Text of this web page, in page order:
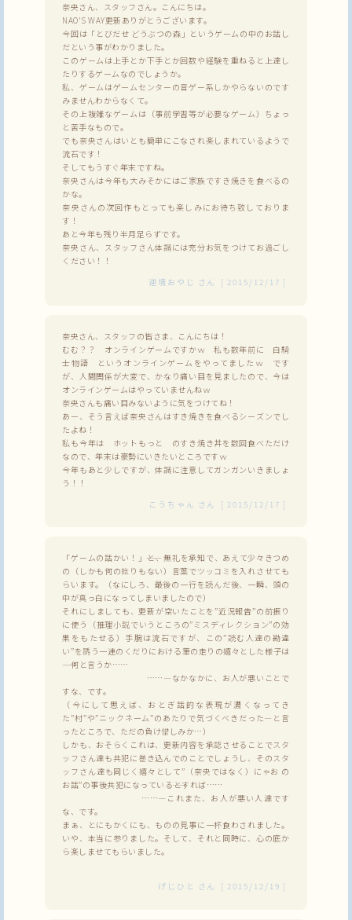
奈央さん、スタッフさん。こんにちは。
NAO'S WAY更新ありがとうございます。
今回は「とびだせ どうぶつの森」というゲームの中のお話し
だという事がわかりました。
このゲームは上手とか下手とか回数や経験を重ねると上達し
たりするゲームなのでしょうか。
私、ゲームはゲームセンターの音ゲー系しかやらないのです
みませんわからなくて。
その上複雑なゲームは（事前学習等が必要なゲーム）ちょっ
と苦手なもので。
でも奈央さんはいとも簡単にこなされ楽しまれているようで
流石です！
そしてもうすぐ年末ですね。
奈央さんは今年も大みそかにはご家族ですき焼きを食べるの
かな。
奈央さんの次回作もとっても楽しみにお待ち致しておりま
す！
あと今年も残り半月足らずです。
奈央さん、スタッフさん体調には充分お気をつけてお過ごし
ください！！
逆境おやじ さん [ 2015/12/17 ]
奈央さん、スタッフの皆さま、こんにちは！
むむ？？ オンラインゲームですかｗ 私も数年前に 白騎
士物語 というオンラインゲームをやってましたｗ です
が、人間関係が大変で、かなり痛い目を見ましたので、今は
オンラインゲームはやっていませんねｗ
奈央さんも痛い目みないように気をつけてね！
あー、そう言えば奈央さんはすき焼きを食べるシーズンでし
たよね！
私も今年は ホットもっと のすき焼き丼を数回食べただけ
なので、年末は豪勢にいきたいところですｗ
今年もあと少しですが、体調に注意してガンガンいきましょ
う！！
こうちゃん さん [ 2015/12/17 ]
「ゲームの話かい！」――と、無礼を承知で、あえて少々きつめ
の（しかも何の捻りもない）言葉でツッコミを入れさせても
らいます。（なにしろ、最後の一行を読んだ後、一瞬、頭の
中が真っ白になってしまいましたので）
それにしましても、更新が空いたことを”近況報告”の前振り
に使う（推理小説でいうところの”ミスディレクション”の効
果をもたせる）手腕は流石ですが、この”読む人達の勘違
い”を誘う一連のくだりにおける筆の走りの嬉々とした様子は
―― 何と言うか……
……―なかなかに、お人が悪いことで
すな、です。
（今にして思えば、おとぎ話的な表現が濃くなってき
た”村”や”ニックネーム”のあたりで気づくべきだった―と言
ったところで、ただの負け惜しみか…）
しかも、おそらくこれは、更新内容を承認させることでスタ
ッフさん達も共犯に巻き込んでのことでしょうし、そのスタ
ッフさん達も同じく嬉々として”（奈央ではなく）にゃお の
お話”の事後共犯になっている――とすれば……
……―これまた、お人が悪い人達です
な、です。
まぁ、とにもかくにも、ものの見事に一杯食わされました。
いや、本当に参りました。そして、それと同時に、心の底か
ら楽しませてもらいました。
げじひと さん [ 2015/12/19 ]